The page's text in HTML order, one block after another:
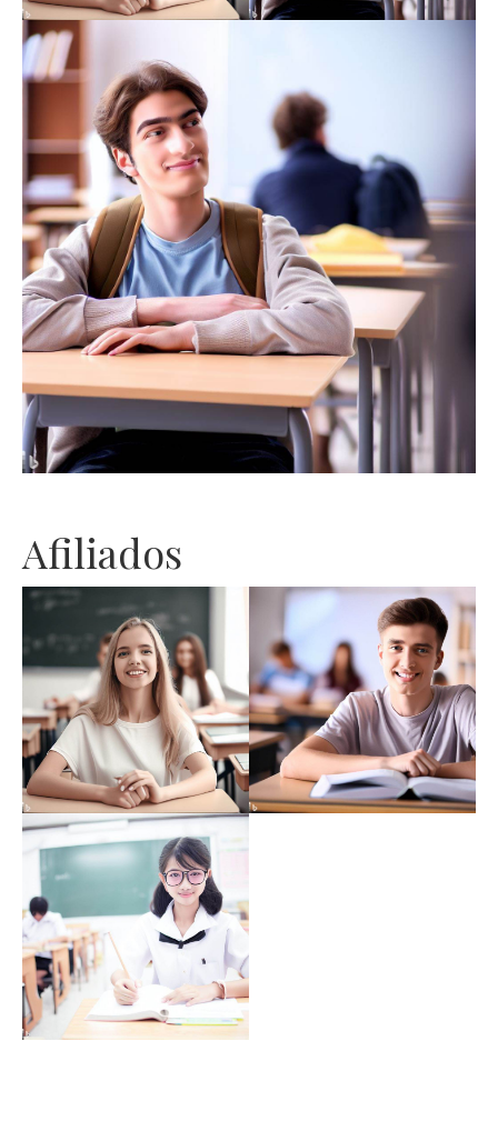
Afiliados